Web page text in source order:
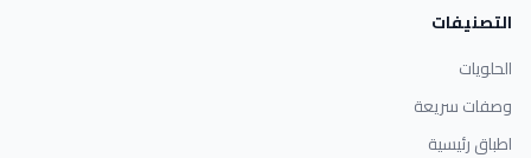
التصنيفات
الحلويات
وصفات سريعة
اطباق رئيسية